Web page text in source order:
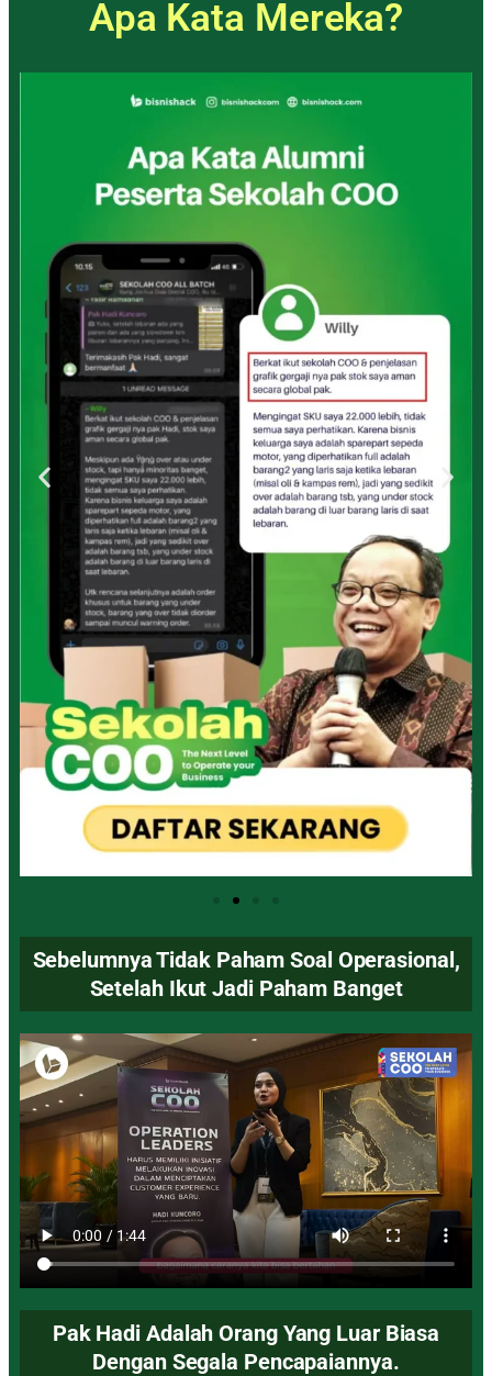
Apa Kata Mereka?
Sebelumnya Tidak Paham Soal Operasional,
Setelah Ikut Jadi Paham Banget
Pak Hadi Adalah Orang Yang Luar Biasa
Dengan Segala Pencapaiannya.